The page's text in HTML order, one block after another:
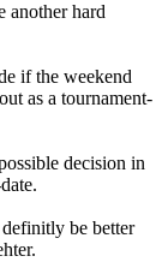
another hard
if the weekend
as a tournament-
decision in
be better